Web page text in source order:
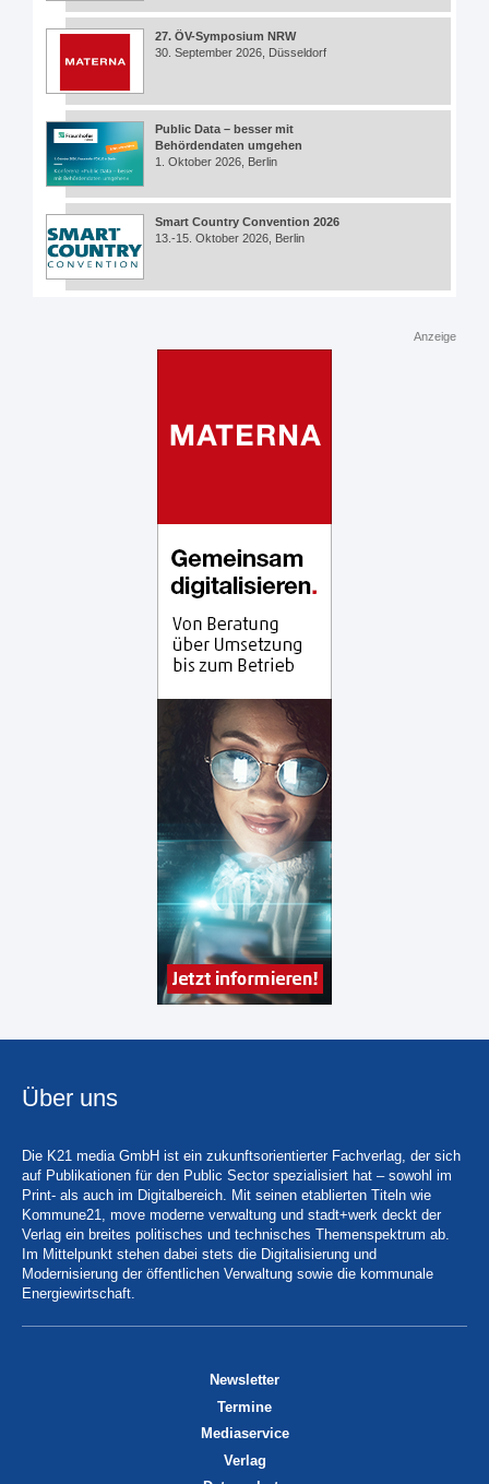
27. ÖV-Symposium NRW
30. September 2026, Düsseldorf
Public Data – besser mit
Behördendaten umgehen
1. Oktober 2026, Berlin
Smart Country Convention 2026
13.-15. Oktober 2026, Berlin
Anzeige
Über uns
Die K21 media GmbH ist ein zukunftsorientierter Fachverlag, der sich
auf Publikationen für den Public Sector spezialisiert hat – sowohl im
Print- als auch im Digitalbereich. Mit seinen etablierten Titeln wie
Kommune21, move moderne verwaltung und stadt+werk deckt der
Verlag ein breites politisches und technisches Themenspektrum ab.
Im Mittelpunkt stehen dabei stets die Digitalisierung und
Modernisierung der öffentlichen Verwaltung sowie die kommunale
Energiewirtschaft.
Newsletter
Termine
Mediaservice
Verlag